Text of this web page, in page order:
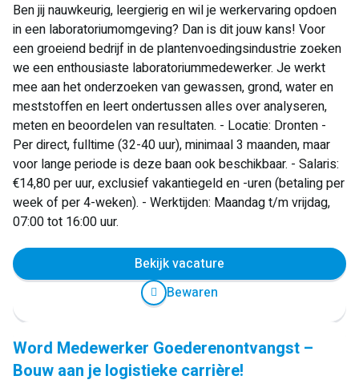
Ben jij nauwkeurig, leergierig en wil je werkervaring opdoen
in een laboratoriumomgeving? Dan is dit jouw kans! Voor
een groeiend bedrijf in de plantenvoedingsindustrie zoeken
we een enthousiaste laboratoriummedewerker. Je werkt
mee aan het onderzoeken van gewassen, grond, water en
meststoffen en leert ondertussen alles over analyseren,
meten en beoordelen van resultaten. - Locatie: Dronten -
Per direct, fulltime (32-40 uur), minimaal 3 maanden, maar
voor lange periode is deze baan ook beschikbaar. - Salaris:
€14,80 per uur, exclusief vakantiegeld en -uren (betaling per
week of per 4-weken). - Werktijden: Maandag t/m vrijdag,
07:00 tot 16:00 uur.
Bekijk vacature
Bewaren
Word Medewerker Goederenontvangst –
Bouw aan je logistieke carrière!